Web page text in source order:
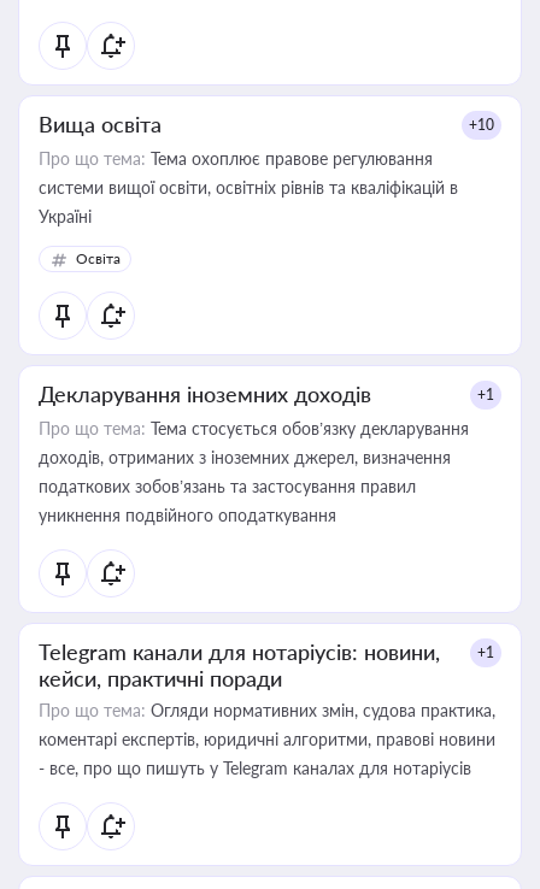
Вища освіта +10
Про що тема: Тема охоплює правове регулювання
системи вищої освіти, освітніх рівнів та кваліфікацій в
Україні
Освіта
Декларування іноземних доходів +1
Про що тема: Тема стосується обов’язку декларування
доходів, отриманих з іноземних джерел, визначення
податкових зобов’язань та застосування правил
уникнення подвійного оподаткування
Telegram канали для нотаріусів: новини,
кейси, практичні поради
+1
Про що тема: Огляди нормативних змін, судова практика,
коментарі експертів, юридичні алгоритми, правові новини
- все, про що пишуть у Telegram каналах для нотаріусів